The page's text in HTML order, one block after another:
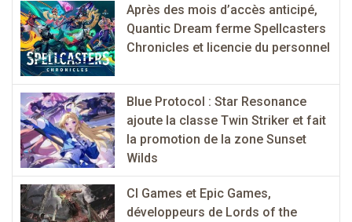
Après des mois d’accès anticipé,
Quantic Dream ferme Spellcasters
Chronicles et licencie du personnel
Blue Protocol : Star Resonance
ajoute la classe Twin Striker et fait
la promotion de la zone Sunset
Wilds
CI Games et Epic Games,
développeurs de Lords of the